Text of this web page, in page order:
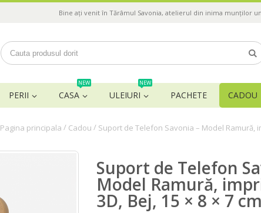
Bine ați venit în Tărâmul Savonia, atelierul din inima munților
PERII CASA
NEW
ULEIURI
NEW
PACHETE CADOU
Pagina principala / Cadou / Suport de Telefon Savonia – Model Ramură,
Suport de Telefon
Model Ramură,
3D, Bej, 15 × 8 × 7 cm